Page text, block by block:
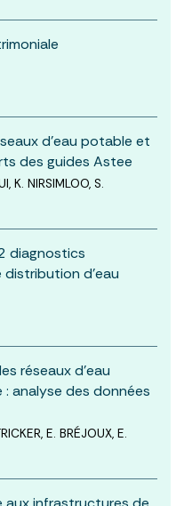
d’eau potable et
des guides Astee
K. NIRSIMLOO, S.
diagnostics
d’eau
réseaux d’eau
analyse des données
E. BRÉJOUX, E.